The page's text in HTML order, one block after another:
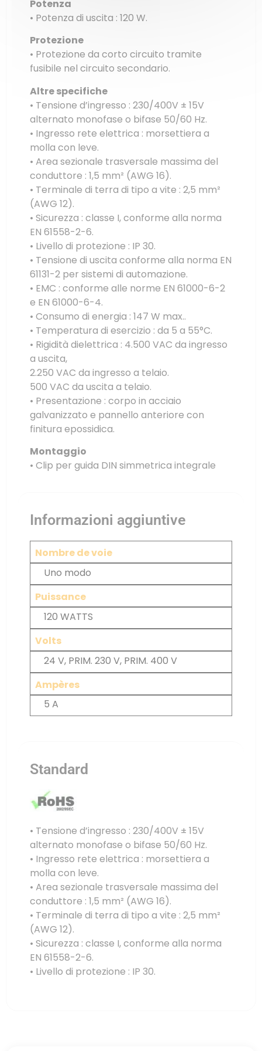
Potenza
• Potenza di uscita : 120 W.
Protezione
• Protezione da corto circuito tramite
fusibile nel circuito secondario.
Altre specifiche
• Tensione d’ingresso : 230/400V ± 15V
alternato monofase o bifase 50/60 Hz.
• Ingresso rete elettrica : morsettiera a
molla con leve.
• Area sezionale trasversale massima del
conduttore : 1,5 mm² (AWG 16).
• Terminale di terra di tipo a vite : 2,5 mm²
(AWG 12).
• Sicurezza : classe I, conforme alla norma
EN 61558-2-6.
• Livello di protezione : IP 30.
• Tensione di uscita conforme alla norma EN
61131-2 per sistemi di automazione.
• EMC : conforme alle norme EN 61000-6-2
e EN 61000-6-4.
• Consumo di energia : 147 W max..
• Temperatura di esercizio : da 5 a 55°C.
• Rigidità dielettrica : 4.500 VAC da ingresso
a uscita,
2.250 VAC da ingresso a telaio.
500 VAC da uscita a telaio.
• Presentazione : corpo in acciaio
galvanizzato e pannello anteriore con
finitura epossidica.
Montaggio
• Clip per guida DIN simmetrica integrale
Informazioni aggiuntive
Nombre de voie
Uno modo
Puissance
120 WATTS
Volts
24 V, PRIM. 230 V, PRIM. 400 V
Ampères
5 A
Standard
• Tensione d’ingresso : 230/400V ± 15V
alternato monofase o bifase 50/60 Hz.
• Ingresso rete elettrica : morsettiera a
molla con leve.
• Area sezionale trasversale massima del
conduttore : 1,5 mm² (AWG 16).
• Terminale di terra di tipo a vite : 2,5 mm²
(AWG 12).
• Sicurezza : classe I, conforme alla norma
EN 61558-2-6.
• Livello di protezione : IP 30.